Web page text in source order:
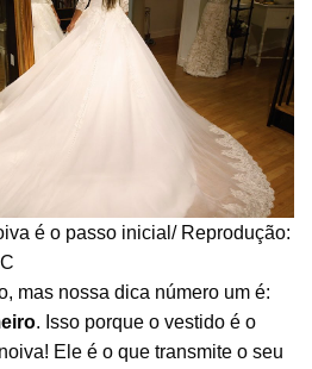
é o passo inicial/ Reprodução:
mas nossa dica número um é:
. Isso porque o vestido é o
Ele é o que transmite o seu